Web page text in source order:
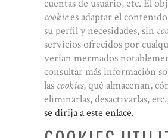
cuentas de usuario, etc. El
cookiees adaptar el
su perfil y necesidades, sin
servicios ofrecidos por
verían mermados
consultar más información
las cookies, qué almacenan,
eliminarlas, desactivarlas,
se dirija a este enlace.